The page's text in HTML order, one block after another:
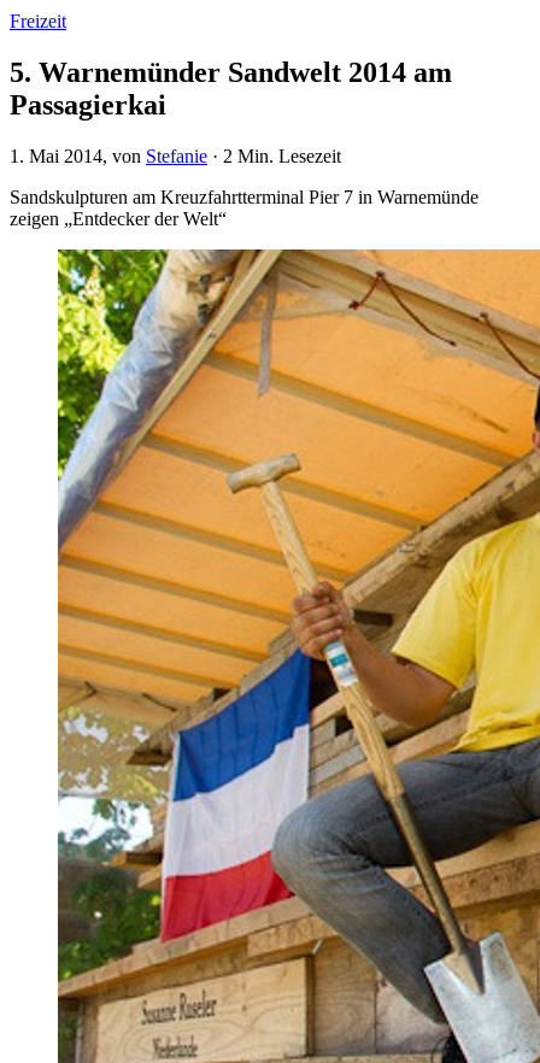
Freizeit
5. Warnemünder Sandwelt 2014 am
Passagierkai
1. Mai 2014, von Stefanie · 2 Min. Lesezeit
Sandskulpturen am Kreuzfahrtterminal Pier 7 in Warnemünde
zeigen „Entdecker der Welt“